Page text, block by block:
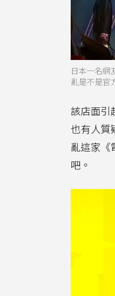
日本一名網
亂是不是官
該店面引
也有人質
亂這家《
吧。